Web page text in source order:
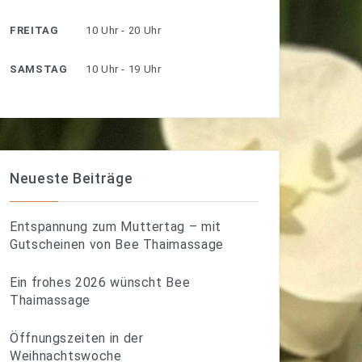
FREITAG 10 Uhr - 20 Uhr
SAMSTAG 10 Uhr - 19 Uhr
Neueste Beiträge
Entspannung zum Muttertag – mit
Gutscheinen von Bee Thaimassage
Ein frohes 2026 wünscht Bee
Thaimassage
Öffnungszeiten in der
Weihnachtswoche